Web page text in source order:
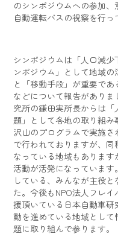
のシンポジウムへの参加
自動運転バスの視察を行っ
シンポジウムは「人口減
ンポジウム」として地域の
と「移動手段」が重要で
などについて報告があり
究所の鎌田実所長からは
題」として各地の取り組
沢山のプログラムで実施
で行われておりますが、
なっている地域もありま
活動が活発になっていま
している、みんなが主役
た。今後もNPO法人フレ
援頂いている日本自動車
動を進めている地域とし
題に取り組んで参ります。